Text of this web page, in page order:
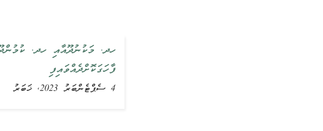
ހދ. މަކުނުދޫއާއި ހދ.
ފާހަގަކޮށްދެއްވައިފި
4 ސެޕްޓެންބަރު 2023, ޚަބަރު